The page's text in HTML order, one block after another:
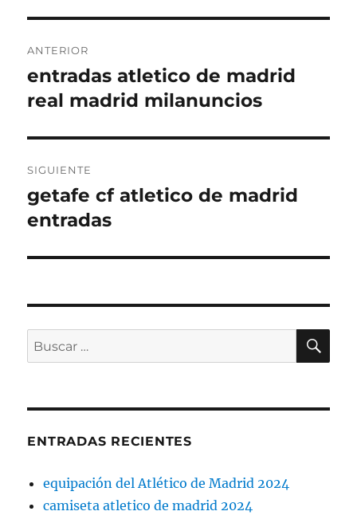
de
entradas
ANTERIOR
Entrada
anterior:
entradas atletico de madrid
real madrid milanuncios
SIGUIENTE
Entrada
siguiente:
getafe cf atletico de madrid
entradas
Buscar
por:
ENTRADAS RECIENTES
equipación del Atlético de Madrid 2024
camiseta atletico de madrid 2024